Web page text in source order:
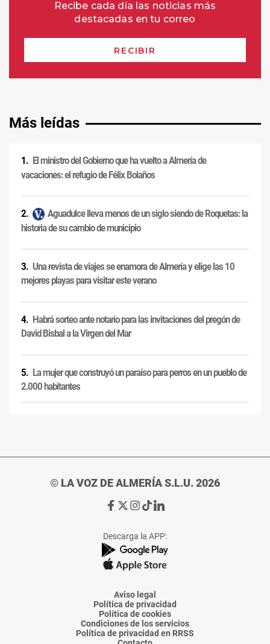
Más leídas
El ministro del Gobierno que ha vuelto a Almería de
vacaciones: el refugio de Félix Bolaños
Aguadulce lleva menos de un siglo siendo de Roquetas: la
historia de su cambio de municipio
Una revista de viajes se enamora de Almería y elige las 10
mejores playas para visitar este verano
Habrá sorteo ante notario para las invitaciones del pregón de
David Bisbal a la Virgen del Mar
La mujer que construyó un paraíso para perros en un pueblo de
2.000 habitantes
© LA VOZ DE ALMERÍA S.L.U. 2026
Ir
de
La
Voz
Almería
Ir
de
La
Voz
Almería
Ir
de
La
Voz
Almería
Ir
de
La
Voz
Almería
Ir
de
La
Voz
Descarga la APP:
Aviso legal
Política de privacidad
Política de cookies
Condiciones de los servicios
Política de privacidad en RRSS